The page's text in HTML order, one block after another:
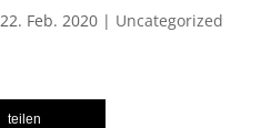
22. Feb. 2020 | Uncategorized
teilen